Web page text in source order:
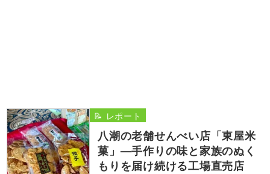
八潮の老舗せんべい店「東屋米
菓」—手作りの味と家族のぬく
もりを届け続ける工場直売店
📝 レポート